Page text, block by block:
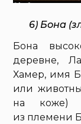
6) Бона
Бона
деревне,
Хамер, имя
или
на коже)
из племени